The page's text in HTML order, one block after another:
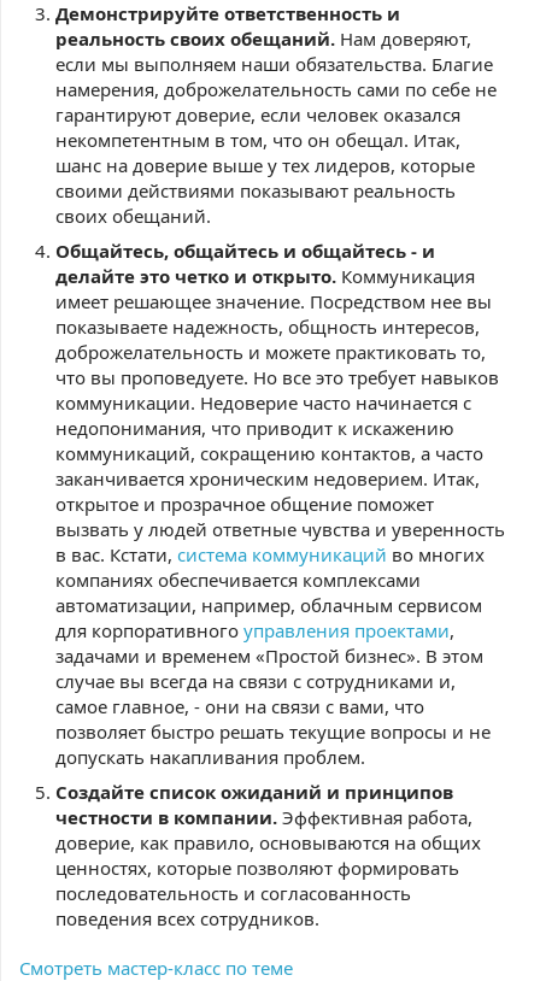
Демонстрируйте ответственность и
реальность своих обещаний. Нам доверяют,
если мы выполняем наши обязательства. Благие
намерения, доброжелательность сами по себе не
гарантируют доверие, если человек оказался
некомпетентным в том, что он обещал. Итак,
шанс на доверие выше у тех лидеров, которые
своими действиями показывают реальность
своих обещаний.
Общайтесь, общайтесь и общайтесь - и
делайте это четко и открыто. Коммуникация
имеет решающее значение. Посредством нее вы
показываете надежность, общность интересов,
доброжелательность и можете практиковать то,
что вы проповедуете. Но все это требует навыков
коммуникации. Недоверие часто начинается с
недопонимания, что приводит к искажению
коммуникаций, сокращению контактов, а часто
заканчивается хроническим недоверием. Итак,
открытое и прозрачное общение поможет
вызвать у людей ответные чувства и уверенность
в вас. Кстати, система коммуникаций во многих
компаниях обеспечивается комплексами
автоматизации, например, облачным сервисом
для корпоративного управления проектами,
задачами и временем «Простой бизнес». В этом
случае вы всегда на связи с сотрудниками и,
самое главное, - они на связи с вами, что
позволяет быстро решать текущие вопросы и не
допускать накапливания проблем.
Создайте список ожиданий и принципов
честности в компании. Эффективная работа,
доверие, как правило, основываются на общих
ценностях, которые позволяют формировать
последовательность и согласованность
поведения всех сотрудников.
Смотреть мастер-класс по теме